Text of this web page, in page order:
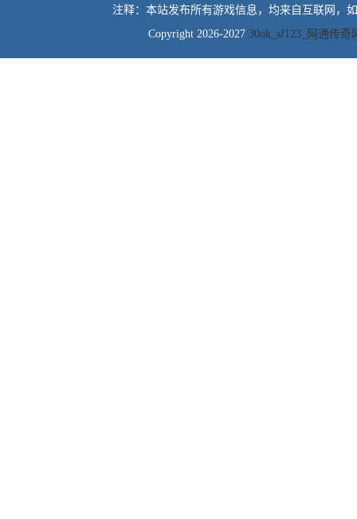
注释：本站发布所有游戏信息，均来自互联网，
Copyright 2026-2027 30ok_sf123_网通传奇